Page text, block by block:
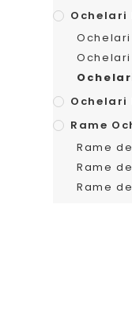
Ochelari
Ochelari
Rame
Rame
Rame
Rame